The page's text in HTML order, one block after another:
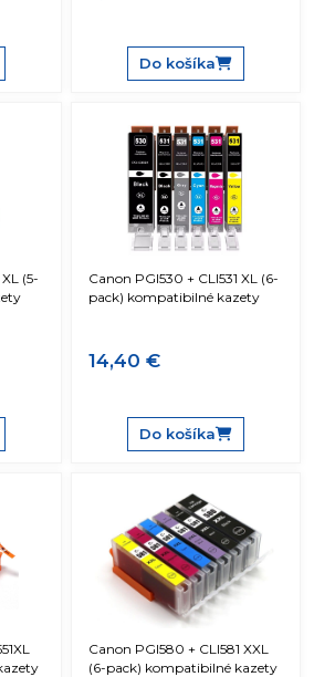
Do košíka
(5-
Canon PGI530 + CLI531 XL (6-
pack) kompatibilné kazety
14,40 €
Do košíka
Canon PGI580 + CLI581 XXL
(6-pack) kompatibilné kazety